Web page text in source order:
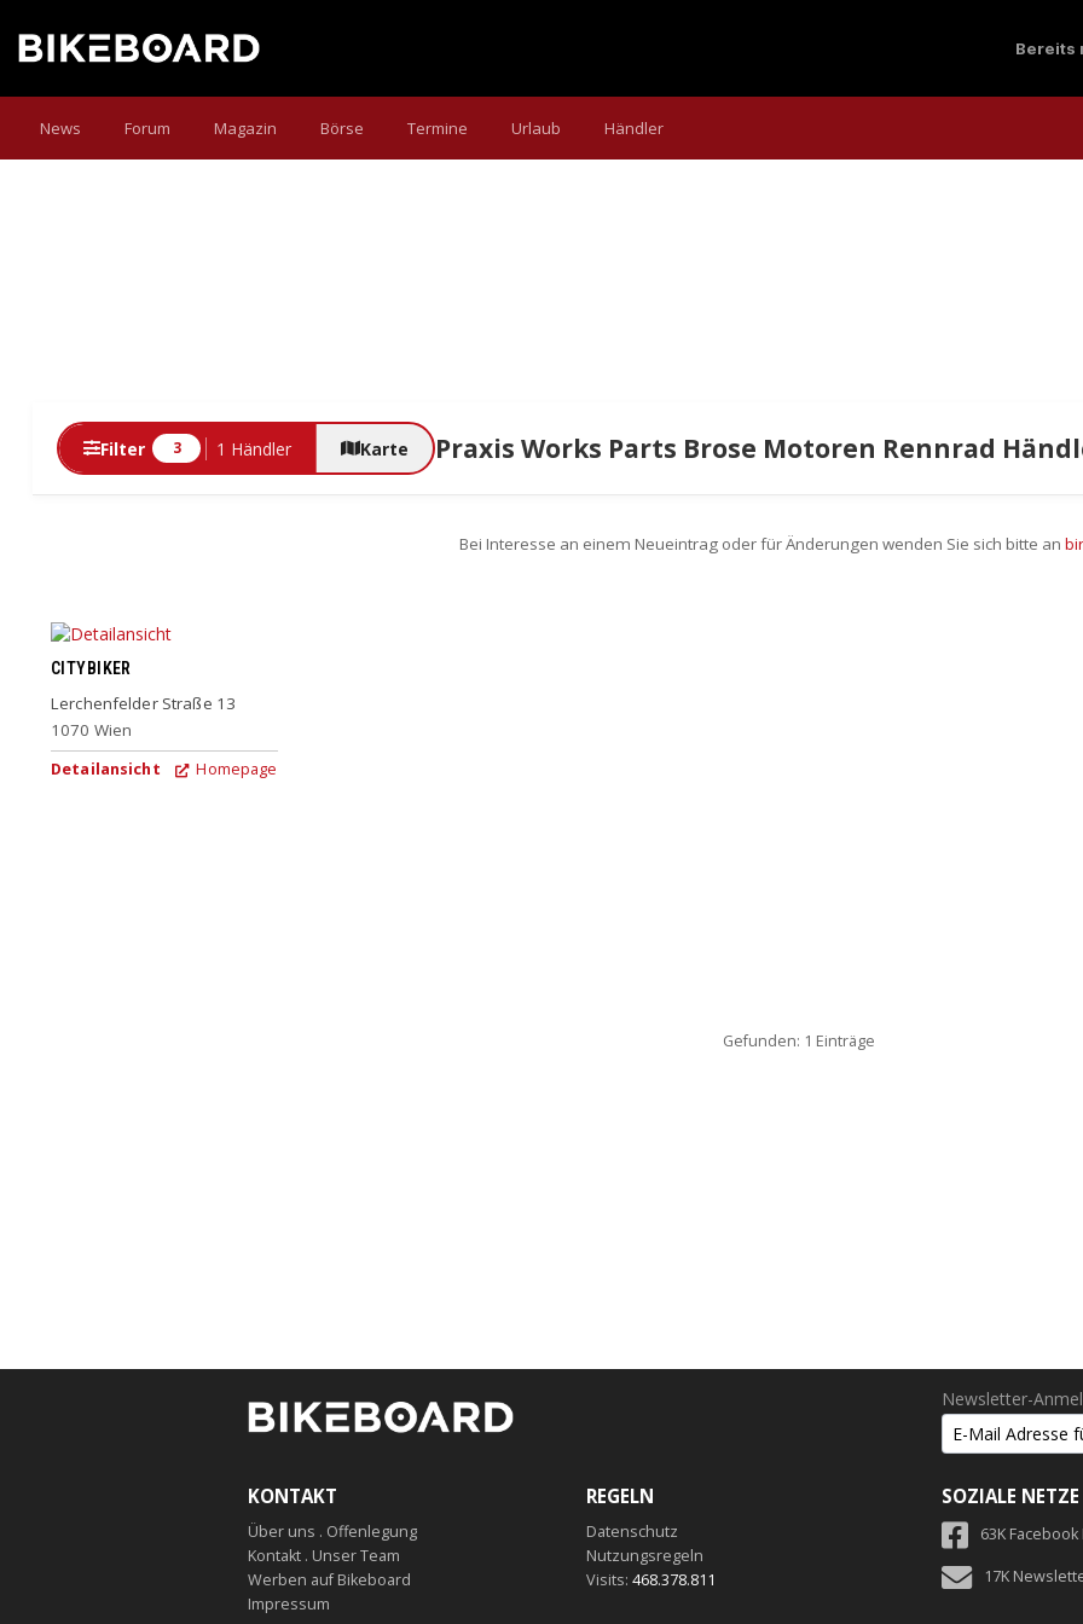
Bereits
News Forum Magazin Börse Termine Urlaub Händler
Filter 3 1 Händler Karte Praxis Works Parts Brose Motoren Rennrad
Bei Interesse an einem Neueintrag oder für Änderungen wenden Sie sich bitte an
CITYBIKER
Lerchenfelder Straße 13
1070 Wien
Detailansicht Homepage
Gefunden: 1 Einträge
Newsletter-
KONTAKT
Über uns . Offenlegung
Kontakt . Unser Team
Werben auf Bikeboard
Impressum
REGELN
Datenschutz
Nutzungsregeln
Visits: 468.378.811
SOZIALE NETZE
63K Facebook
17K